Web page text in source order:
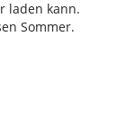
laden kann.
Sommer.